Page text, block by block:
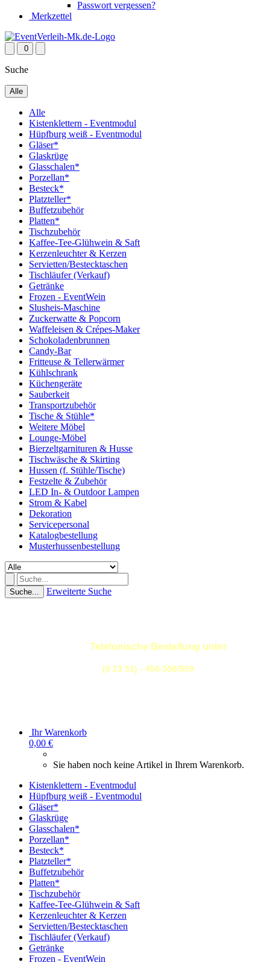
Passwort vergessen?
Merkzettel
0
Suche
Alle
Alle
Kistenklettern - Eventmodul
Hüpfburg weiß - Eventmodul
Gläser*
Glaskrüge
Glasschalen*
Porzellan*
Besteck*
Platzteller*
Buffetzubehör
Platten*
Tischzubehör
Kaffee-Tee-Glühwein & Saft
Kerzenleuchter & Kerzen
Servietten/Bestecktaschen
Tischläufer (Verkauf)
Getränke
Frozen - EventWein
Slusheis-Maschine
Zuckerwatte & Popcorn
Waffeleisen & Crépes-Maker
Schokoladenbrunnen
Candy-Bar
Fritteuse & Tellerwärmer
Kühlschrank
Küchengeräte
Sauberkeit
Transportzubehör
Tische & Stühle*
Weitere Möbel
Lounge-Möbel
Bierzeltgarnituren & Husse
Tischwäsche & Skirting
Hussen (f. Stühle/Tische)
Festzelte & Zubehör
LED In- & Outdoor Lampen
Strom & Kabel
Dekoration
Servicepersonal
Katalogbestellung
Musterhussenbestellung
Suche... Erweiterte Suche
Telefonische Bestellung unter
(0 23 51) - 456-558/559
Ihr Warenkorb
0,00 €
Sie haben noch keine Artikel in Ihrem Warenkorb.
Kistenklettern - Eventmodul
Hüpfburg weiß - Eventmodul
Gläser*
Glaskrüge
Glasschalen*
Porzellan*
Besteck*
Platzteller*
Buffetzubehör
Platten*
Tischzubehör
Kaffee-Tee-Glühwein & Saft
Kerzenleuchter & Kerzen
Servietten/Bestecktaschen
Tischläufer (Verkauf)
Getränke
Frozen - EventWein